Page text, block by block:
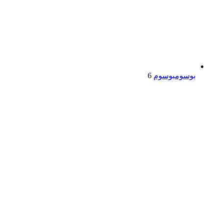
بوسومبوسوم 6